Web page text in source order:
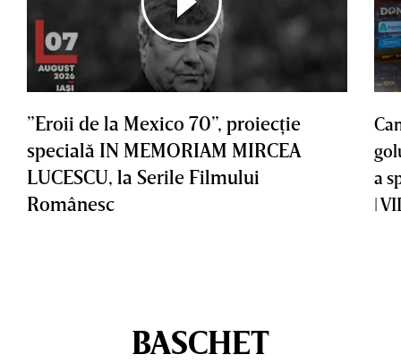
”Eroii de la Mexico 70”, proiecţie
specială IN MEMORIAM MIRCEA
LUCESCU, la Serile Filmului
Românesc
a
|
BASCHET